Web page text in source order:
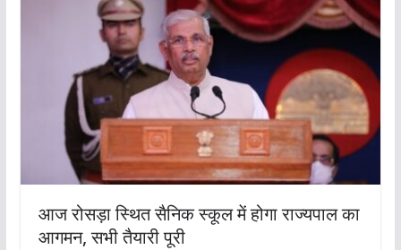
आज रोसड़ा स्थित सैनिक स्कूल में होगा राज्यपाल का
आगमन, सभी तैयारी पूरी